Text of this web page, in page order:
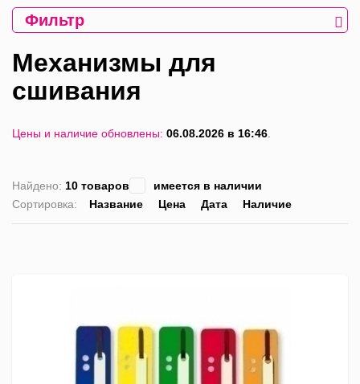
Фильтр
Механизмы для
сшивания
Цены и наличие обновлены: 06.08.2026 в 16:46.
Найдено: 10 товаров
имеется в наличии
Сортировка:
Название Цена Дата Наличие